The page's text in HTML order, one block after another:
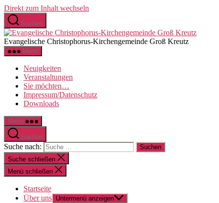
Direkt zum Inhalt wechseln
Suchen
Evangelische Christophorus-Kirchengemeinde Groß Kreutz
Menü
Neuigkeiten
Veranstaltungen
Sie möchten…
Impressum/Datenschutz
Downloads
Menü
Suchen
Suche nach:
Suche schließen
Menü schließen
Startseite
Über uns Untermenü anzeigen